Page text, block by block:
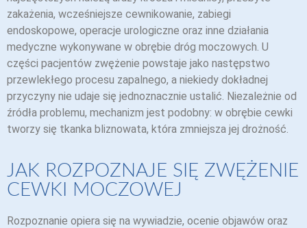
zakażenia, wcześniejsze cewnikowanie, zabiegi
endoskopowe, operacje urologiczne oraz inne działania
medyczne wykonywane w obrębie dróg moczowych. U
części pacjentów zwężenie powstaje jako następstwo
przewlekłego procesu zapalnego, a niekiedy dokładnej
przyczyny nie udaje się jednoznacznie ustalić. Niezależnie od
źródła problemu, mechanizm jest podobny: w obrębie cewki
tworzy się tkanka bliznowata, która zmniejsza jej drożność.
JAK ROZPOZNAJE SIĘ ZWĘŻENIE
CEWKI MOCZOWEJ
Rozpoznanie opiera się na wywiadzie, ocenie objawów oraz